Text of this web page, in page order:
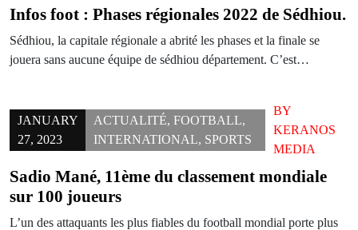
Infos foot : Phases régionales 2022 de Sédhiou.
Sédhiou, la capitale régionale a abrité les phases et la finale se
jouera sans aucune équipe de sédhiou département. C’est…
JANUARY
27, 2023
ACTUALITÉ, FOOTBALL,
INTERNATIONAL, SPORTS
BY
KERANOS
MEDIA
Sadio Mané, 11ème du classement mondiale
sur 100 joueurs
L’un des attaquants les plus fiables du football mondial porte plus